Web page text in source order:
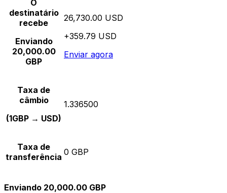
O
destinatário
recebe
Enviando
20,000.00
GBP
26,730.00 USD
+359.79 USD
Enviar agora
Taxa de
câmbio
(1GBP → USD)
1.336500
Taxa de
transferência 0 GBP
Enviando 20,000.00 GBP